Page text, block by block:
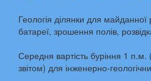
Геологія ділянки для майданної
батареї, зрошення полів,
Середня вартість буріння 1 п.м.
звітом) для інженерно-